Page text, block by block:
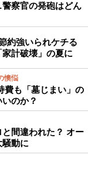
察官の発砲はどん
約強いられケチる
計破壊」の夏に
懊悩
費も「墓じまい」の
のか？
間違われた？ オー
動に